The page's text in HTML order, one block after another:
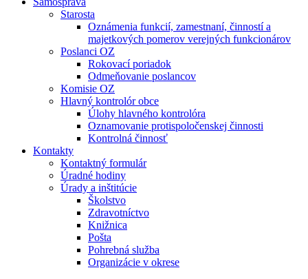
Starosta
Oznámenia funkcií, zamestnaní, činností a
majetkových pomerov verejných funkcionárov
Poslanci OZ
Rokovací poriadok
Odmeňovanie poslancov
Komisie OZ
Hlavný kontrolór obce
Úlohy hlavného kontrolóra
Oznamovanie protispoločenskej činnosti
Kontrolná činnosť
Kontakty
Kontaktný formulár
Úradné hodiny
Úrady a inštitúcie
Školstvo
Zdravotníctvo
Knižnica
Pošta
Pohrebná služba
Organizácie v okrese